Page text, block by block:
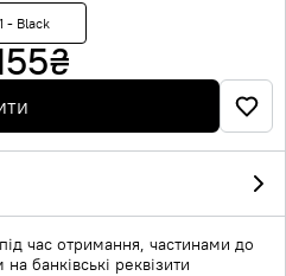
- Black
₴
час отримання, частинами до
банківські реквізити